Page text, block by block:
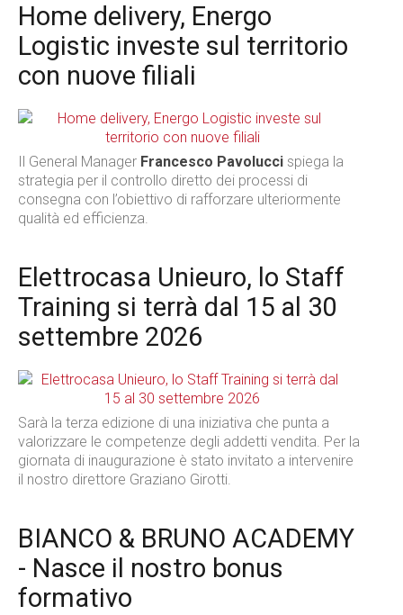
Home delivery, Energo
Logistic investe sul territorio
con nuove filiali
Il General Manager Francesco Pavolucci spiega la
strategia per il controllo diretto dei processi di
consegna con l’obiettivo di rafforzare ulteriormente
qualità ed efficienza.
Elettrocasa Unieuro, lo Staff
Training si terrà dal 15 al 30
settembre 2026
Sarà la terza edizione di una iniziativa che punta a
valorizzare le competenze degli addetti vendita. Per la
giornata di inaugurazione è stato invitato a intervenire
il nostro direttore Graziano Girotti.
BIANCO & BRUNO ACADEMY
- Nasce il nostro bonus
formativo